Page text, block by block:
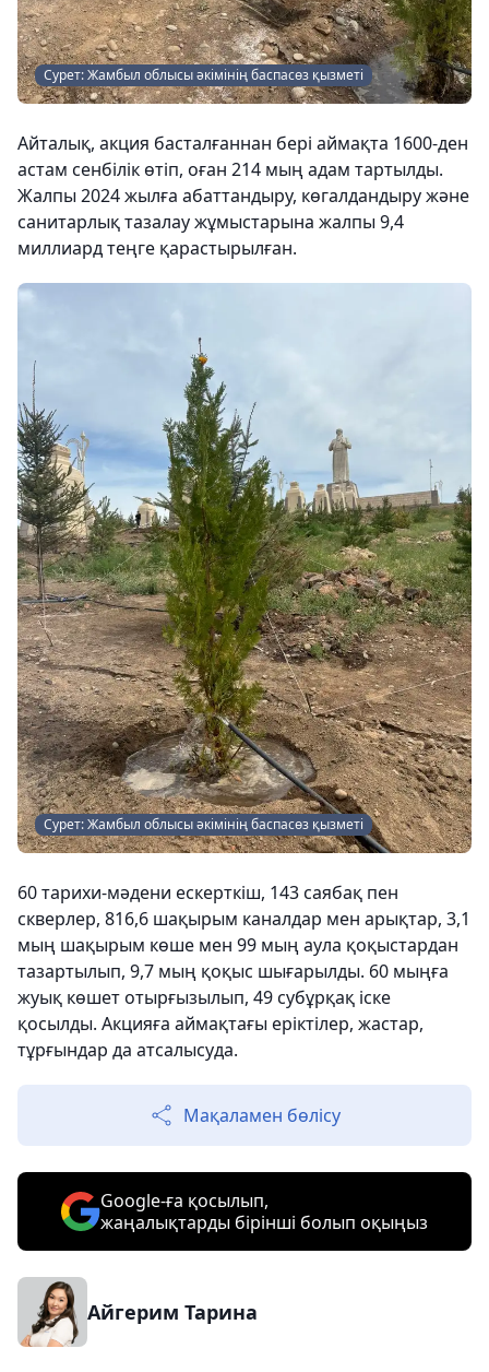
Сурет: Жамбыл облысы әкімінің баспасөз қызметі
Айталық, акция басталғаннан бері аймақта 1600-ден
астам сенбілік өтіп, оған 214 мың адам тартылды.
Жалпы 2024 жылға абаттандыру, көгалдандыру және
санитарлық тазалау жұмыстарына жалпы 9,4
миллиард теңге қарастырылған.
Сурет: Жамбыл облысы әкімінің баспасөз қызметі
60 тарихи-мәдени ескерткіш, 143 саябақ пен
скверлер, 816,6 шақырым каналдар мен арықтар, 3,1
мың шақырым көше мен 99 мың аула қоқыстардан
тазартылып, 9,7 мың қоқыс шығарылды. 60 мыңға
жуық көшет отырғызылып, 49 субұрқақ іске
қосылды. Акцияға аймақтағы еріктілер, жастар,
тұрғындар да атсалысуда.
Мақаламен бөлісу
Google-ға қосылып,
жаңалықтарды бірінші болып оқыңыз
Айгерим Тарина